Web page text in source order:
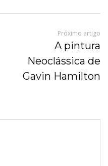
Próximo artigo
A pintura
Neoclássica de
Gavin Hamilton